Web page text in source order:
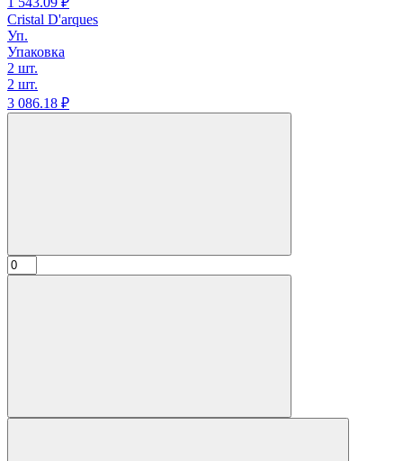
Cristal D'arques
Уп.
Упаковка
2 шт.
2 шт.
3 086.18 ₽